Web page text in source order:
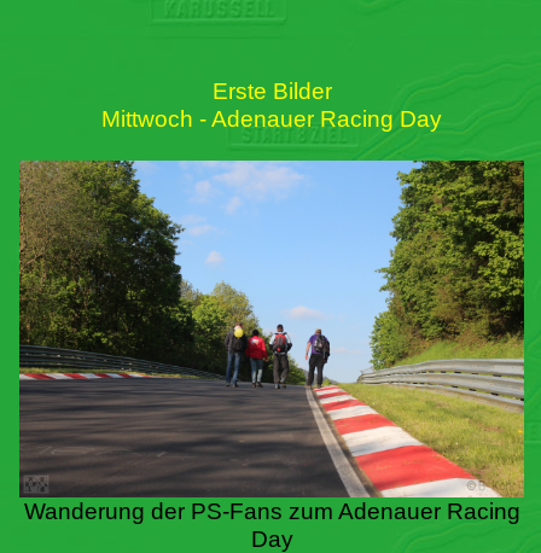
Erste Bilder
Mittwoch - Adenauer Racing Day
Wanderung der PS-Fans zum Adenauer Racing
Day